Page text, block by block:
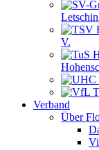
V.
Verband
Über